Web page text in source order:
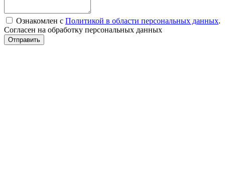
Ознакомлен с Политикой в области персональных данных.
Согласен на обработку персональных данных
Отправить